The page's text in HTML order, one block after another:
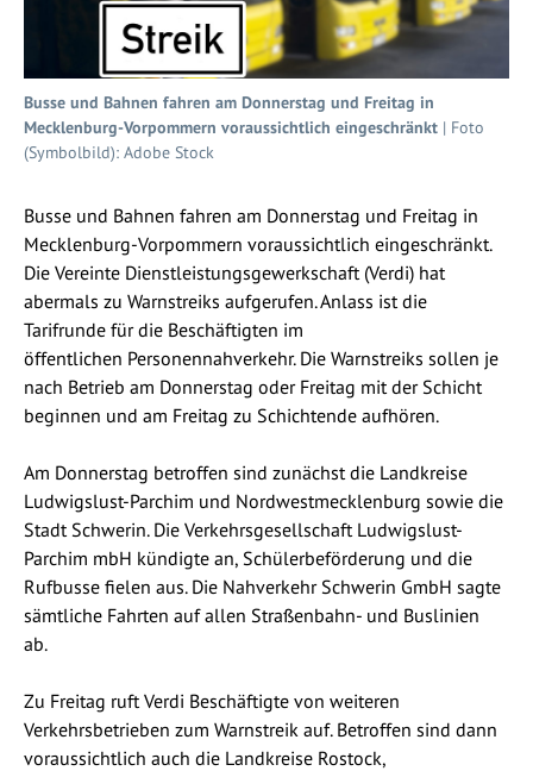
Busse und Bahnen fahren am Donnerstag und Freitag in
Mecklenburg-Vorpommern voraussichtlich eingeschränkt | Foto
(Symbolbild): Adobe Stock
Busse und Bahnen fahren am Donnerstag und Freitag in
Mecklenburg-Vorpommern voraussichtlich eingeschränkt.
Die Vereinte Dienstleistungsgewerkschaft (Verdi) hat
abermals zu Warnstreiks aufgerufen. Anlass ist die
Tarifrunde für die Beschäftigten im
öffentlichen Personennahverkehr. Die Warnstreiks sollen je
nach Betrieb am Donnerstag oder Freitag mit der Schicht
beginnen und am Freitag zu Schichtende aufhören.
Am Donnerstag betroffen sind zunächst die Landkreise
Ludwigslust-Parchim und Nordwestmecklenburg sowie die
Stadt Schwerin. Die Verkehrsgesellschaft Ludwigslust-
Parchim mbH kündigte an, Schülerbeförderung und die
Rufbusse fielen aus. Die Nahverkehr Schwerin GmbH sagte
sämtliche Fahrten auf allen Straßenbahn- und Buslinien
ab.
Zu Freitag ruft Verdi Beschäftigte von weiteren
Verkehrsbetrieben zum Warnstreik auf. Betroffen sind dann
voraussichtlich auch die Landkreise Rostock,